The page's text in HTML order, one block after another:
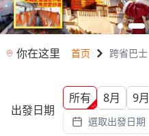
你在这里 首页 跨省巴士
出發日期
所有 8月 9月
選取出發日期